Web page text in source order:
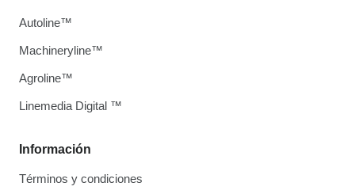
Información
Términos y condiciones
Autoline™
Machineryline™
Agroline™
Linemedia Digital ™